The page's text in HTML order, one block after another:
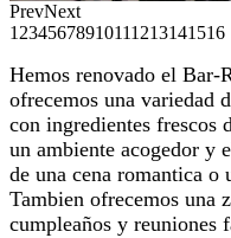
PrevNext
1 2345678910111213141516
Hemos renovado el Bar-
ofrecemos una variedad
con ingredientes frescos
un ambiente acogedor y
de una cena romantica o
Tambien ofrecemos una
cumpleaños y reuniones